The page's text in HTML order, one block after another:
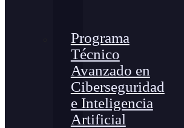
Programa
Técnico
Avanzado en
Ciberseguridad
e Inteligencia
Artificial